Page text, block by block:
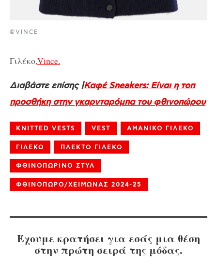
©VINCE
Γιλέκο,Vince.
Διαβάστε επίσης |Καφέ Sneakers: Είναι η τοπ
προσθήκη στην γκαρνταρόμπα του φθινοπώρου
KNITTED VESTS VEST ΑΜΑΝΙΚΟ ΓΙΛΕΚΟ
ΓΙΛΕΚΟ ΠΛΕΚΤΟ ΓΙΛΕΚΟ
ΦΘΙΝΟΠΩΡΙΝΟ ΣΤΥΛ
ΦΘΙΝΟΠΩΡΟ/ΧΕΙΜΩΝΑΣ 2024-25
Έχουμε κρατήσει για εσάς μια θέση
στην πρώτη σειρά της μόδας.